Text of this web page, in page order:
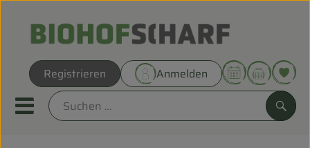
Registrieren Anmelden
Mobiles Menu öffnen oder